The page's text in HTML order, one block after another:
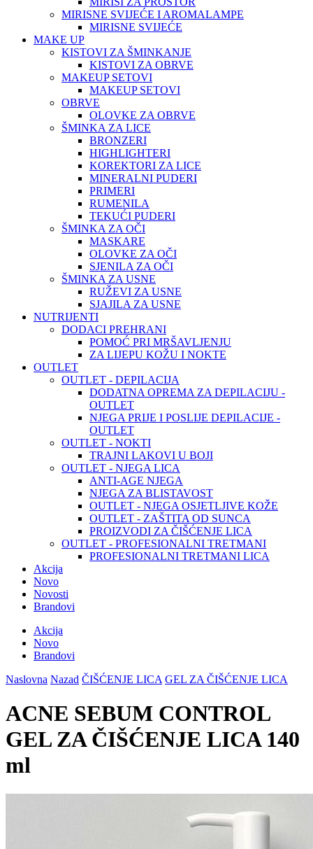
MIRISNE SVIJEĆE I AROMALAMPE
MIRISNE SVIJEĆE
MAKE UP
KISTOVI ZA ŠMINKANJE
KISTOVI ZA OBRVE
MAKEUP SETOVI
MAKEUP SETOVI
OBRVE
OLOVKE ZA OBRVE
ŠMINKA ZA LICE
BRONZERI
HIGHLIGHTERI
KOREKTORI ZA LICE
MINERALNI PUDERI
PRIMERI
RUMENILA
TEKUĆI PUDERI
ŠMINKA ZA OČI
MASKARE
OLOVKE ZA OČI
SJENILA ZA OČI
ŠMINKA ZA USNE
RUŽEVI ZA USNE
SJAJILA ZA USNE
NUTRIJENTI
DODACI PREHRANI
POMOĆ PRI MRŠAVLJENJU
ZA LIJEPU KOŽU I NOKTE
OUTLET
OUTLET - DEPILACIJA
DODATNA OPREMA ZA DEPILACIJU -
OUTLET
NJEGA PRIJE I POSLIJE DEPILACIJE -
OUTLET
OUTLET - NOKTI
TRAJNI LAKOVI U BOJI
OUTLET - NJEGA LICA
ANTI-AGE NJEGA
NJEGA ZA BLISTAVOST
OUTLET - NJEGA OSJETLJIVE KOŽE
OUTLET - ZAŠTITA OD SUNCA
PROIZVODI ZA ČIŠĆENJE LICA
OUTLET - PROFESIONALNI TRETMANI
PROFESIONALNI TRETMANI LICA
Akcija
Novo
Novosti
Brandovi
Akcija
Novo
Brandovi
Naslovna Nazad ČIŠĆENJE LICA GEL ZA ČIŠĆENJE LICA
ACNE SEBUM CONTROL
GEL ZA ČIŠĆENJE LICA 140
ml